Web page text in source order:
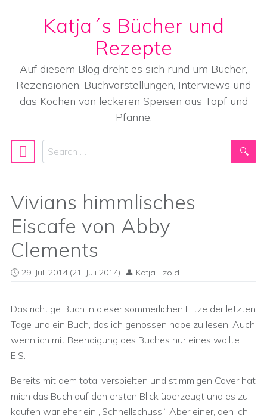
Skip to content
Katja´s Bücher und
Rezepte
Auf diesem Blog dreht es sich rund um Bücher,
Rezensionen, Buchvorstellungen, Interviews und
das Kochen von leckeren Speisen aus Topf und
Pfanne.
Main Navigation
Search
Vivians himmlisches
Eiscafe von Abby
Clements
29. Juli 2014(21. Juli 2014) Katja Ezold
Das richtige Buch in dieser sommerlichen Hitze der letzten
Tage und ein Buch, das ich genossen habe zu lesen. Auch
wenn ich mit Beendigung des Buches nur eines wollte:
EIS.
Bereits mit dem total verspielten und stimmigen Cover hat
mich das Buch auf den ersten Blick überzeugt und es zu
kaufen war eher ein „Schnellschuss“. Aber einer, den ich